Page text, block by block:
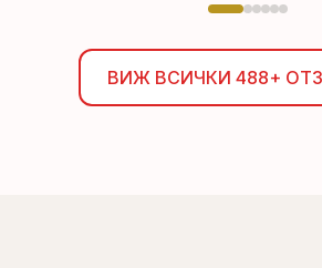
ВИЖ ВСИЧКИ 488+